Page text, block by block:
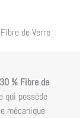
de Verre
% Fibre de
qui possède
mécanique